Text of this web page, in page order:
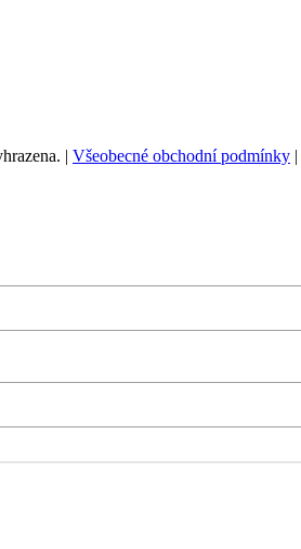
| Všeobecné obchodní podmínky |